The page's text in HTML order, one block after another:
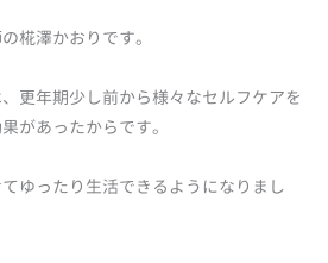
椛澤かおりです。
更年期少し前から様々なセルフケアを
があったからです。
ゆったり生活できるようになりまし